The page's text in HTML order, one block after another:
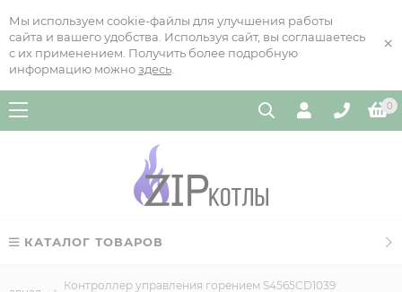
Мы используем cookie-файлы для улучшения работы
сайта и вашего удобства. Используя сайт, вы соглашаетесь
с их применением. Получить более подробную
информацию можно здесь
×
0
КАТАЛОГ ТОВАРОВ
Контроллер управления горением S4565CD1039